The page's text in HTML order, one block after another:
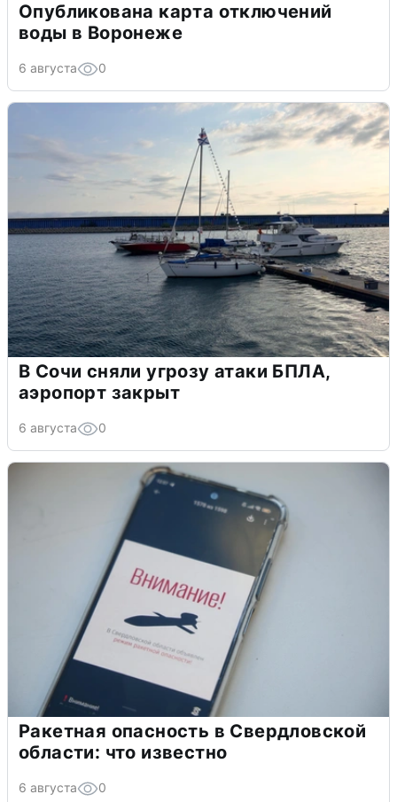
Опубликована карта отключений
воды в Воронеже
6 августа 0
В Сочи сняли угрозу атаки БПЛА,
аэропорт закрыт
6 августа 0
Ракетная опасность в Свердловской
области: что известно
6 августа 0